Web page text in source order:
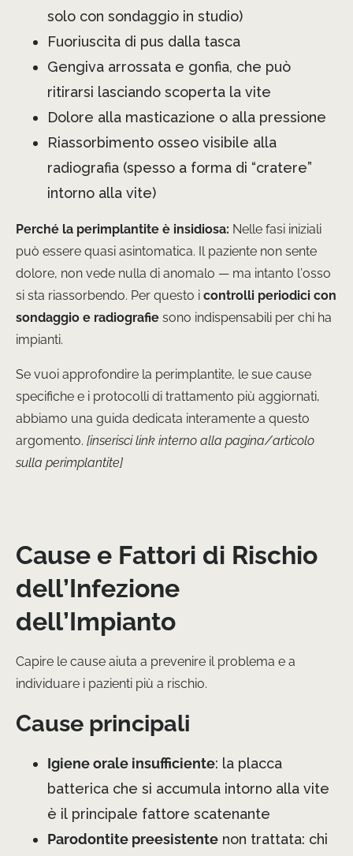
solo con sondaggio in studio)
Fuoriuscita di pus dalla tasca
Gengiva arrossata e gonfia, che può
ritirarsi lasciando scoperta la vite
Dolore alla masticazione o alla pressione
Riassorbimento osseo visibile alla
radiografia (spesso a forma di “cratere”
intorno alla vite)
Perché la perimplantite è insidiosa: Nelle fasi iniziali
può essere quasi asintomatica. Il paziente non sente
dolore, non vede nulla di anomalo — ma intanto l’osso
si sta riassorbendo. Per questo i controlli periodici con
sondaggio e radiografie sono indispensabili per chi ha
impianti.
Se vuoi approfondire la perimplantite, le sue cause
specifiche e i protocolli di trattamento più aggiornati,
abbiamo una guida dedicata interamente a questo
argomento. [inserisci link interno alla pagina/articolo
sulla perimplantite]
Cause e Fattori di Rischio
dell’Infezione
dell’Impianto
Capire le cause aiuta a prevenire il problema e a
individuare i pazienti più a rischio.
Cause principali
Igiene orale insufficiente: la placca
batterica che si accumula intorno alla vite
è il principale fattore scatenante
Parodontite preesistente non trattata: chi